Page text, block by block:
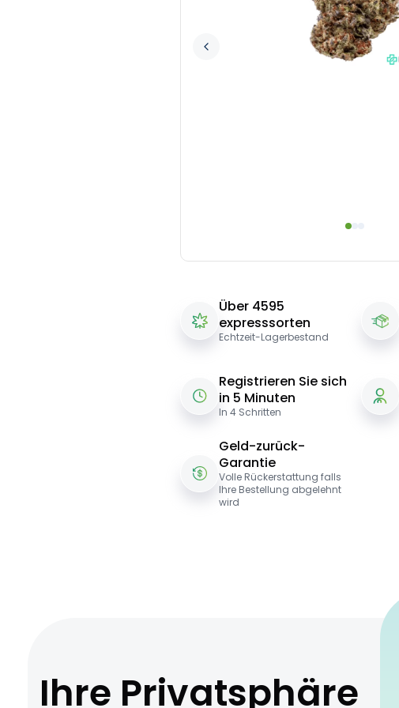
Über 4595
expresssorten
Echtzeit-Lagerbestand
Registrieren Sie sich
in 5 Minuten
In 4 Schritten
Geld-zurück-
Garantie
Volle Rückerstattung falls
Ihre Bestellung abgelehnt
wird
Ihre Privatsphäre